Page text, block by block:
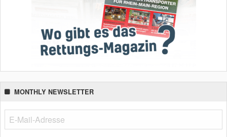
MONTHLY NEWSLETTER